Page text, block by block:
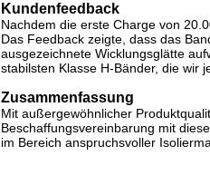
Kundenfeedback
Nachdem die erste Charge von
Das Feedback zeigte, dass das
ausgezeichnete Wicklungsglätte
stabilsten Klasse H-Bänder, die wir
Zusammenfassung
Mit außergewöhnlicher
Beschaffungsvereinbarung mit
im Bereich anspruchsvoller